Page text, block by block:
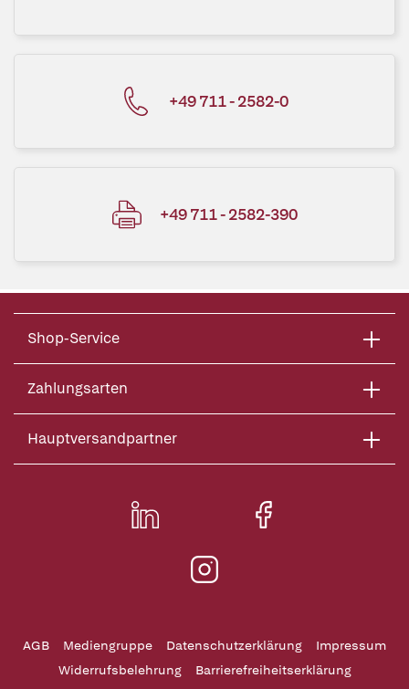
+49 711 - 2582-0
+49 711 - 2582-390
Shop-Service
Zahlungsarten
Hauptversandpartner
AGB Mediengruppe Datenschutzerklärung
Impressum
Widerrufsbelehrung
Barrierefreiheitserklärung